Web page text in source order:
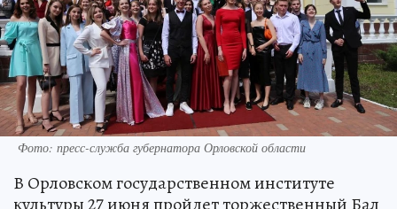
Фото: пресс-служба губернатора Орловской области
В Орловском государственном институте